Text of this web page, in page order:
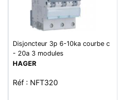
Disjoncteur 3p 6-10ka courbe c
- 20a 3 modules
HAGER
Réf : NFT320